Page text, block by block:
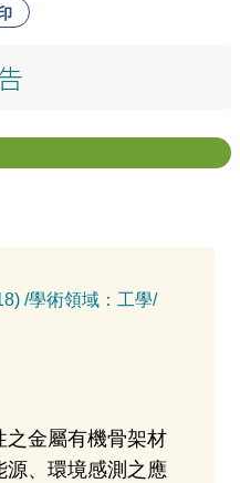
/學術領域： 工學/
之金屬有機骨架材
、環境感測之應